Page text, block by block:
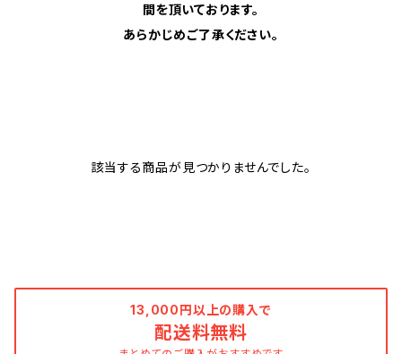
間を頂いております。
あらかじめご了承ください。
該当する商品が見つかりませんでした。
13,000円以上の購入で
配送料無料